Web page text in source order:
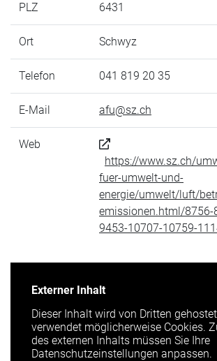
PLZ 6431
Ort Schwyz
Telefon 041 819 20 35
E-Mail afu@sz.ch
Web
https://www.sz.ch/
fuer-umwelt-und-
energie/umwelt/luft/
emissionen.html/8756-
9453-10707-10759-
Externer Inhalt
Dieser Inhalt wird von Dritten
verwendet möglicherweise Cookies.
des externen Inhalts müssen Sie Ihre
Datenschutzeinstellungen anpassen.